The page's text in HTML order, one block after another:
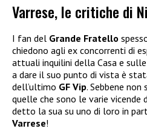
Varrese, le critiche di
I fan del Grande Fratello
chiedono agli ex concorrenti di
attuali inquilini della Casa e sulle
a dare il suo punto di vista è
dell’ultimo GF Vip. Sebbene non
quelle che sono le varie vicende
detto la sua su uno di loro in
Varrese!